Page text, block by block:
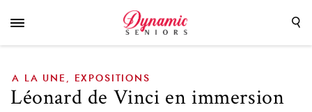
A LA UNE EXPOSITIONS
Léonard de Vinci en immersion